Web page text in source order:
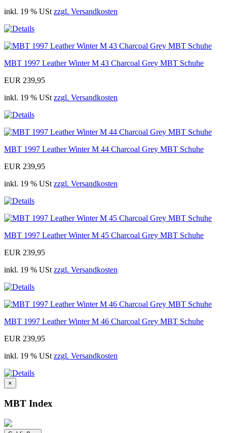
inkl. 19 % USt zzgl. Versandkosten
MBT 1997 Leather Winter M 43 Charcoal Grey MBT Schuhe
EUR 239,95
inkl. 19 % USt zzgl. Versandkosten
MBT 1997 Leather Winter M 44 Charcoal Grey MBT Schuhe
EUR 239,95
inkl. 19 % USt zzgl. Versandkosten
MBT 1997 Leather Winter M 45 Charcoal Grey MBT Schuhe
EUR 239,95
inkl. 19 % USt zzgl. Versandkosten
MBT 1997 Leather Winter M 46 Charcoal Grey MBT Schuhe
EUR 239,95
inkl. 19 % USt zzgl. Versandkosten
×
MBT Index